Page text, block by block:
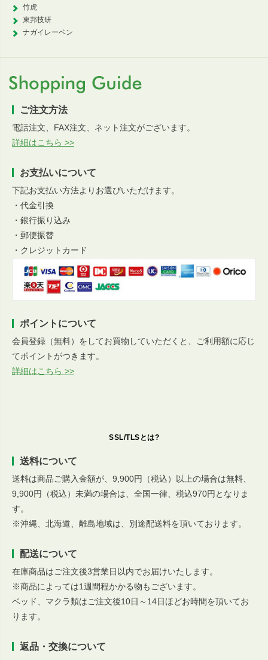
竹虎
東邦技研
ナガイレーベン
ご注文方法
電話注文、FAX注文、ネット注文がございます。
詳細はこちら >>
お支払いについて
下記お支払い方法よりお選びいただけます。
・代金引換
・銀行振り込み
・郵便振替
・クレジットカード
ポイントについて
会員登録（無料）をしてお買物していただくと、ご利用額に応じ
てポイントがつきます。
詳細はこちら >>
SSL/TLSとは?
送料について
送料は商品ご購入金額が、9,900円（税込）以上の場合は無料、
9,900円（税込）未満の場合は、全国一律、税込970円となりま
す。
※沖縄、北海道、離島地域は、別途配送料を頂いております。
配送について
在庫商品はご注文後3営業日以内でお届けいたします。
※商品によっては1週間程かかる物もございます。
ベッド、マクラ類はご注文後10日～14日ほどお時間を頂いてお
ります。
返品・交換について